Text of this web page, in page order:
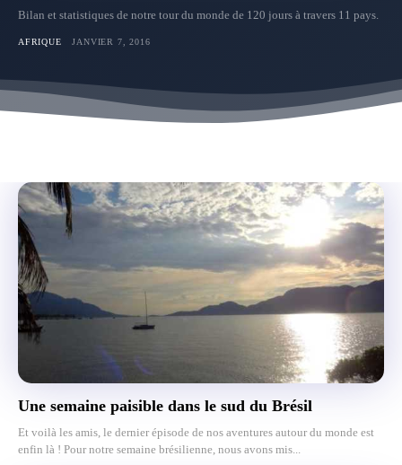
Bilan et statistiques de notre tour du monde de 120 jours à travers 11 pays.
AFRIQUE JANVIER 7, 2016
Une semaine paisible dans le sud du Brésil
Et voilà les amis, le dernier épisode de nos aventures autour du monde est
enfin là ! Pour notre semaine brésilienne, nous avons mis...